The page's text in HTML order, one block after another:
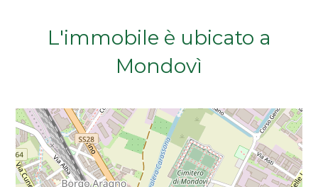
L'immobile è ubicato a
Mondovì
Da € 600.000 a € 800.000
Da € 1.000.000 a € 2.000.000
Da € 2.000.000 a € 5.000.000